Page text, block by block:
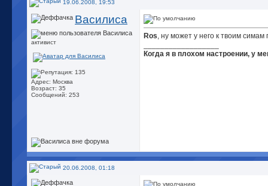
19.06.2008, 19:53
Василиса
активист
Адрес: Москва
Возраст: 35
Сообщений: 253
Ros, ну может у него к твоим
Когда я в плохом настроении, у
20.06.2008, 01:18